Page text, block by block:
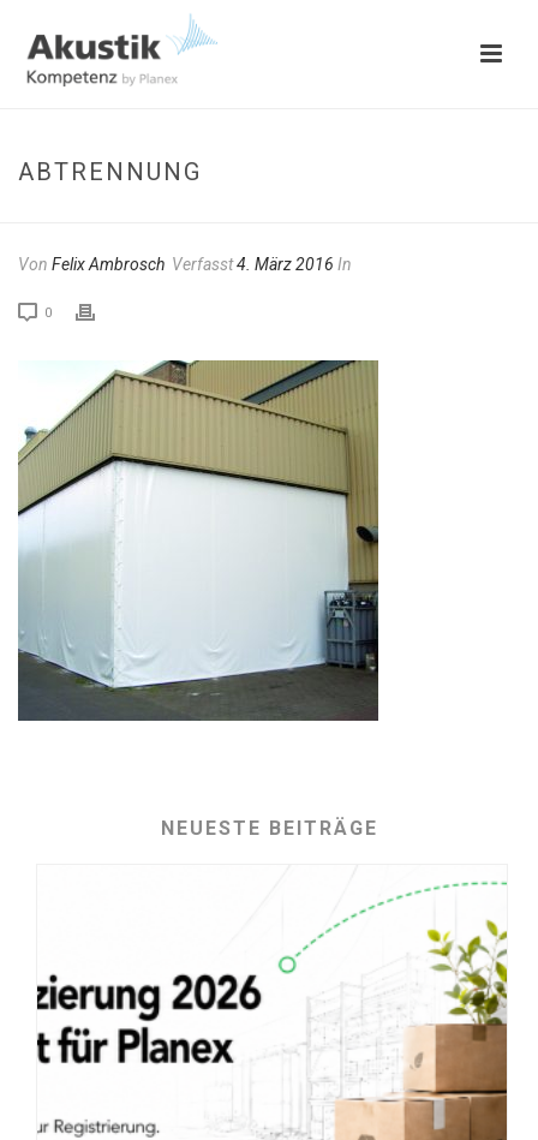
ABTRENNUNG
Von Felix Ambrosch Verfasst4. März 2016 In
0
NEUESTE BEITRÄGE